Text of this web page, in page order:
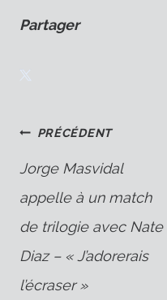
Partager
de
PRÉCÉDENT
Jorge Masvidal
appelle à un match
de trilogie avec Nate
Diaz – « J’adorerais
l’écraser »